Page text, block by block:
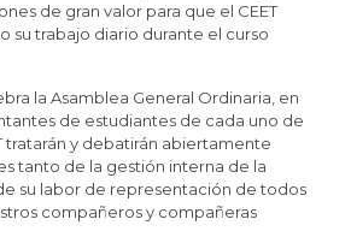
de gran valor para que el CEET
su trabajo diario durante el curso
la Asamblea General Ordinaria, en
de estudiantes de cada uno de
tratarán y debatirán abiertamente
tanto de la gestión interna de la
su labor de representación de todos
compañeros y compañeras